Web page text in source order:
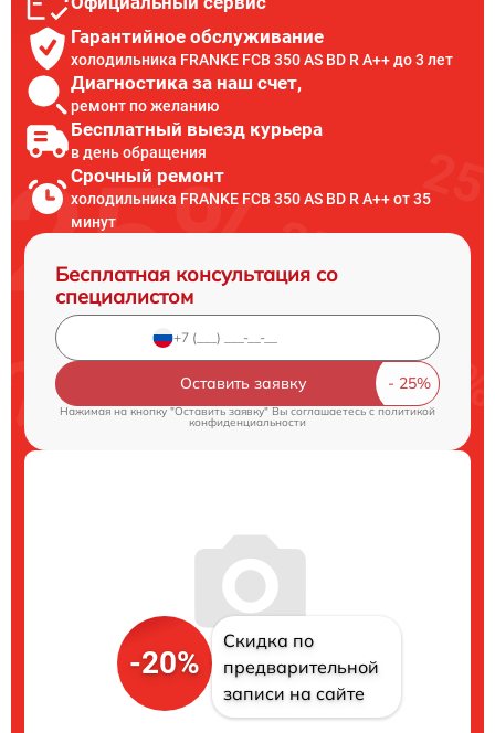
Гарантийное обслуживание
холодильника FRANKE FCB 350 AS BD R A++ до 3 лет
Диагностика за наш счет,
ремонт по желанию
Бесплатный выезд курьера
в день обращения
Срочный ремонт
холодильника FRANKE FCB 350 AS BD R A++ от 35
минут
Бесплатная консультация со
специалистом
Оставить заявку
Нажимая на кнопку "Оставить заявку" Вы соглашаетесь cполитикой
конфиденциальности
-20%
Скидка по
предварительной
записи на сайте